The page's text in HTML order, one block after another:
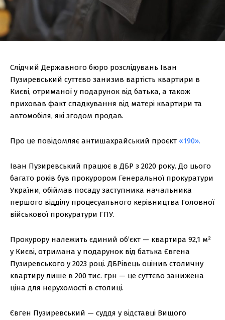
Слідчий Державного бюро розслідувань Іван
Пузиревський суттєво занизив вартість квартири в
Києві, отриманої у подарунок від батька, а також
приховав факт спадкування від матері квартири та
автомобіля, які згодом продав.
Про це повідомляє антишахрайський проєкт «190».
Іван Пузиревський працює в ДБР з 2020 року. До цього
багато років був прокурором Генеральної прокуратури
України, обіймав посаду заступника начальника
першого відділу процесуального керівництва Головної
військової прокуратури ГПУ.
Прокурору належить єдиний об’єкт — квартира 92,1 м²
у Києві, отримана у подарунок від батька Євгена
Пузиревського у 2023 році. ДБРівець оцінив столичну
квартиру лише в 200 тис. грн — це суттєво занижена
ціна для нерухомості в столиці.
Євген Пузиревський — суддя у відставці Вищого